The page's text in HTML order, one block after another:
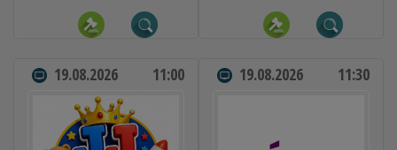
19.08.2026 11:00 19.08.2026 11:30